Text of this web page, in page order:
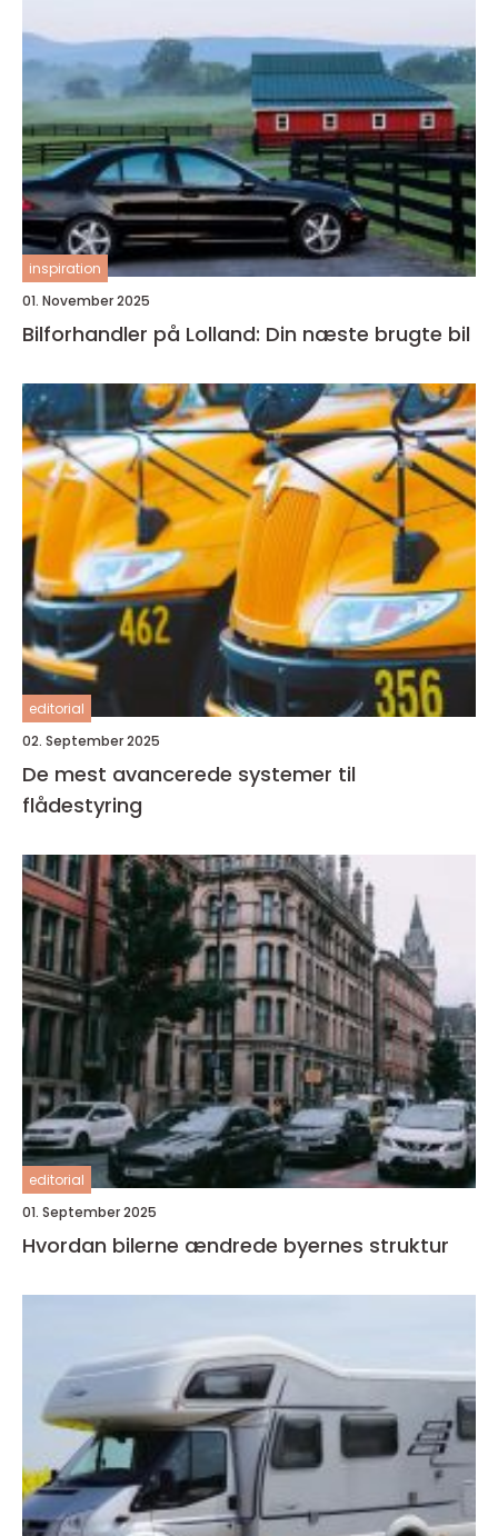
inspiration
01. November 2025
Bilforhandler på Lolland: Din næste brugte bil
editorial
02. September 2025
De mest avancerede systemer til
flådestyring
editorial
01. September 2025
Hvordan bilerne ændrede byernes struktur